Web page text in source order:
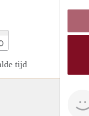
tijd